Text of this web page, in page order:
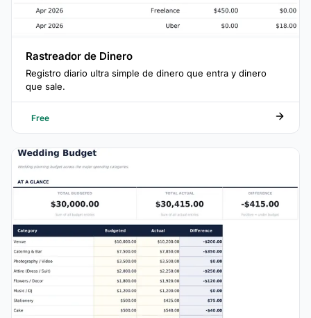
Rastreador de Dinero
Registro diario ultra simple de dinero que entra y dinero
que sale.
Free